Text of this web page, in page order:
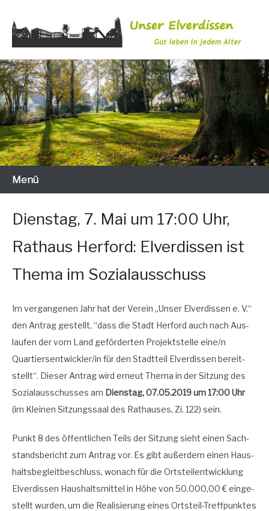
Inhalt
wechseln
Unser Elverdissen
Menü
Dienstag, 7. Mai um 17:00 Uhr,
Rathaus Herford: Elverdissen ist
Thema im Sozialausschuss
Im ver­gan­ge­nen Jahr hat der Ver­ein „Unser Elver­dis­sen e. V.“
den Antrag gestellt, “dass die Stadt Her­ford auch nach Aus­
lau­fen der vom Land geför­der­ten Pro­jekt­stel­le eine/n
Quartiersentwickler/in für den Stadt­teil Elver­dis­sen bereit­
stellt“. Die­ser Antrag wird erneut The­ma in der Sit­zung des
Sozi­al­aus­schus­ses am Diens­tag, 07.05.2019 um 17:00 Uhr
(im Klei­nen Sit­zungs­saal des Rat­hau­ses, Zi. 122) sein.
Punkt 8 des öffent­li­chen Teils der Sit­zung sieht einen Sach­
stands­be­richt zum Antrag vor. Es gibt außer­dem einen Haus­
halts­be­gleit­be­schluss, wonach für die Orts­teil­ent­wick­lung
Elver­dis­sen Haus­halts­mit­tel in Höhe von 50.000,00 € ein­ge­
stellt wur­den, um die Rea­li­sie­rung eines Orts­teil-Treff­punk­tes